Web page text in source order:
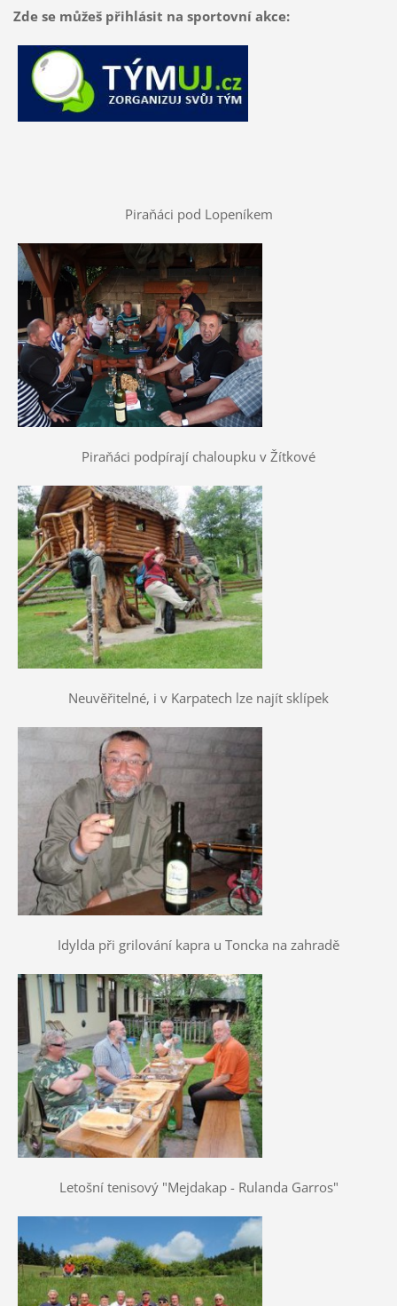
Zde se můžeš přihlásit na sportovní akce:
Piraňáci pod Lopeníkem
Piraňáci podpírají chaloupku v Žítkové
Neuvěřitelné, i v Karpatech lze najít sklípek
Idylda při grilování kapra u Toncka na zahradě
Letošní tenisový "Mejdakap - Rulanda Garros"